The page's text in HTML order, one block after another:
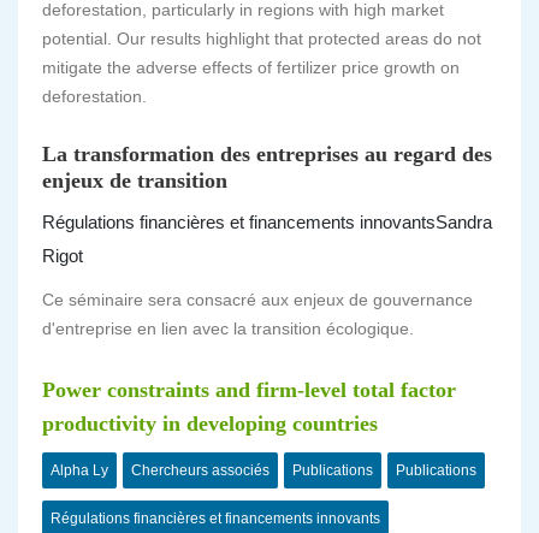
deforestation, particularly in regions with high market
potential. Our results highlight that protected areas do not
mitigate the adverse effects of fertilizer price growth on
deforestation.
La transformation des entreprises au regard des
enjeux de transition
Régulations financières et financements innovantsSandra
Rigot
Ce séminaire sera consacré aux enjeux de gouvernance
d'entreprise en lien avec la transition écologique.
Power constraints and firm-level total factor
productivity in developing countries
Alpha Ly Chercheurs associés Publications Publications
Régulations financières et financements innovants